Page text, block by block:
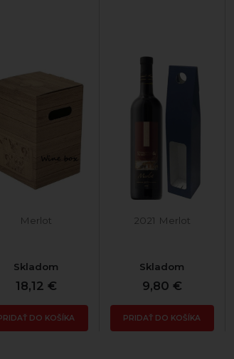
Merlot
Skladom
18,12 €
DO KOŠÍKA
2021 Merlot
Skladom
9,80 €
PRIDAŤ DO KOŠÍKA